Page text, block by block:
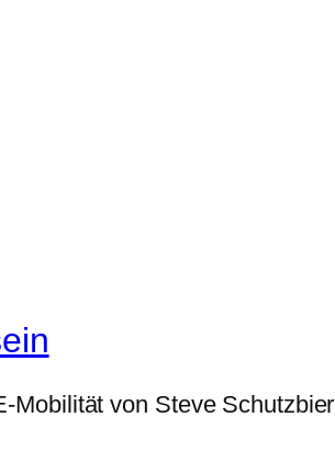
Mobilität von Steve Schutzbier